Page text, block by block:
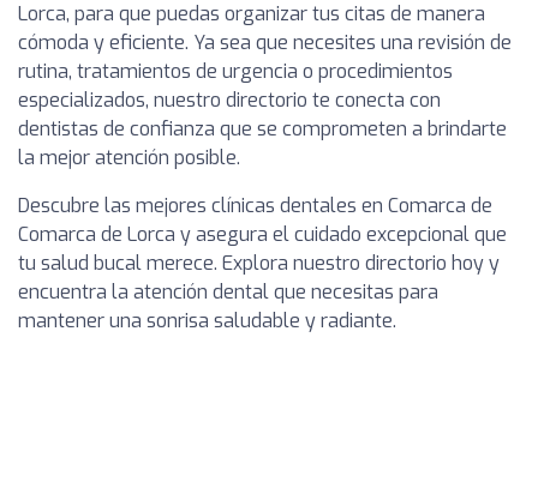
Lorca, para que puedas organizar tus citas de manera
cómoda y eficiente. Ya sea que necesites una revisión de
rutina, tratamientos de urgencia o procedimientos
especializados, nuestro directorio te conecta con
dentistas de confianza que se comprometen a brindarte
la mejor atención posible.
Descubre las mejores clínicas dentales en Comarca de
Comarca de Lorca y asegura el cuidado excepcional que
tu salud bucal merece. Explora nuestro directorio hoy y
encuentra la atención dental que necesitas para
mantener una sonrisa saludable y radiante.